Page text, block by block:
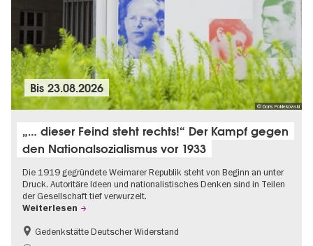
© Doris Poklekowski
Bis23.08.2026
„… dieser Feind steht rechts!“ Der Kampf gegen
den Nationalsozialismus vor 1933
Die 1919 gegründete Weimarer Republik steht von Beginn an unter
Druck. Autoritäre Ideen und nationalistisches Denken sind in Teilen
der Gesellschaft tief verwurzelt.
Weiterlesen
Gratis
Gedenkstätte Deutscher Widerstand